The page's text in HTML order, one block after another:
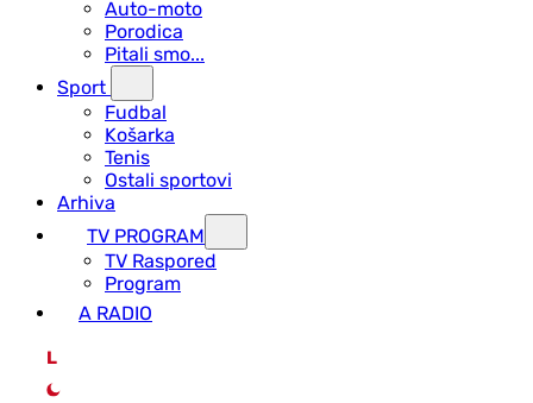
Auto-moto
Porodica
Pitali smo...
Sport
Fudbal
Košarka
Tenis
Ostali sportovi
Arhiva
TV PROGRAM
ТV Raspored
Program
A RADIO
L